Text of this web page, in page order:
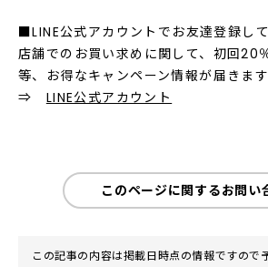
■LINE公式アカウントでお友達登録し
店舗でのお買い求めに関して、初回20
等、お得なキャンペーン情報が届きます
⇒ LINE公式アカウント
このページに関するお問い
この記事の内容は掲載日時点の情報ですので